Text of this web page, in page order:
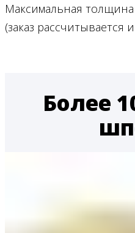
Максимальная
(заказ рассчитывается
Более